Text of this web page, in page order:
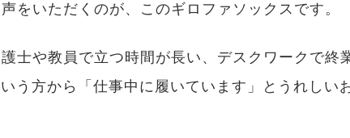
をいただくのが、このギロファソックスです。
士や教員で立つ時間が長い、デスクワークで終
う方から「仕事中に履いています」とうれしい